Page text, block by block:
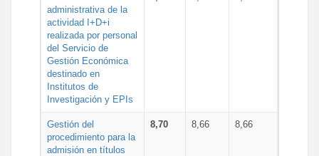
administrativa de la
actividad I+D+i
realizada por personal
del Servicio de
Gestión Económica
destinado en
Institutos de
Investigación y EPIs
Gestión del
procedimiento para la
admisión en títulos
8,70 8,66 8,66